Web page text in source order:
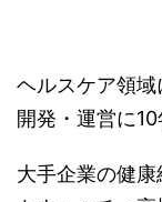
ヘルスケア領域
開発・運営に10
大手企業の健